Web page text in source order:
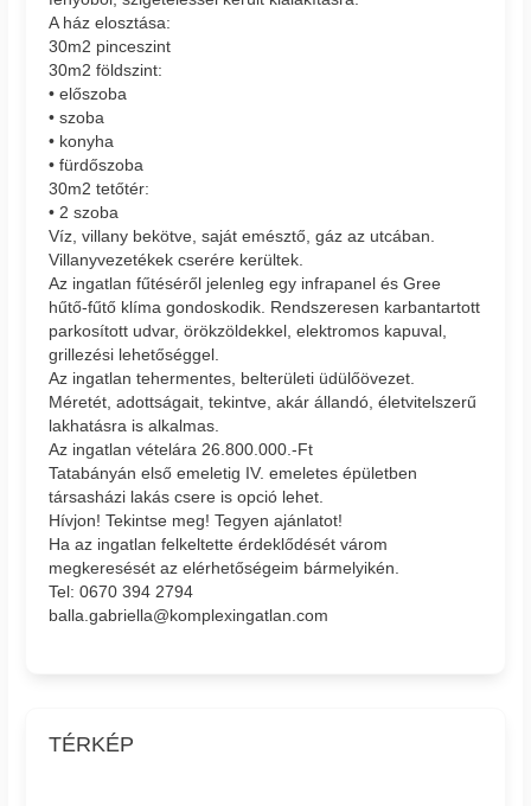
A ház elosztása:
30m2 pinceszint
30m2 földszint:
• előszoba
• szoba
• konyha
• fürdőszoba
30m2 tetőtér:
• 2 szoba
Víz, villany bekötve, saját emésztő, gáz az utcában.
Villanyvezetékek cserére kerültek.
Az ingatlan fűtéséről jelenleg egy infrapanel és Gree
hűtő-fűtő klíma gondoskodik. Rendszeresen karbantartott
parkosított udvar, örökzöldekkel, elektromos kapuval,
grillezési lehetőséggel.
Az ingatlan tehermentes, belterületi üdülőövezet.
Méretét, adottságait, tekintve, akár állandó, életvitelszerű
lakhatásra is alkalmas.
Az ingatlan vételára 26.800.000.-Ft
Tatabányán első emeletig IV. emeletes épületben
társasházi lakás csere is opció lehet.
Hívjon! Tekintse meg! Tegyen ajánlatot!
Ha az ingatlan felkeltette érdeklődését várom
megkeresését az elérhetőségeim bármelyikén.
Tel: 0670 394 2794
balla.gabriella@komplexingatlan.com
TÉRKÉP